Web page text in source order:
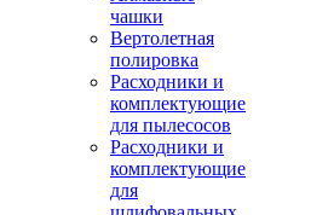
чашки
Вертолетная
полировка
Расходники и
комплектующие
для пылесосов
Расходники и
комплектующие
для